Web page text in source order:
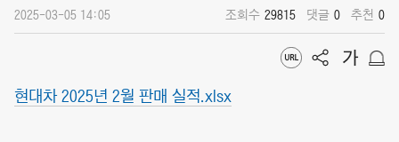
2025-03-05 14:05 조회수 29815 댓글 0 추천 0
현대차 2025년 2월 판매 실적.xlsx